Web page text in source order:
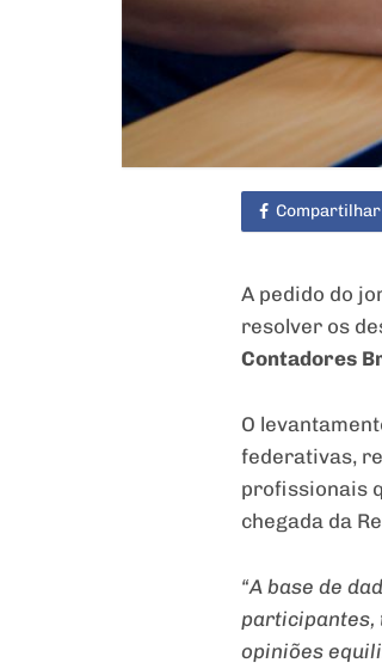
Compartilhar
A pedido do
resolver os
Contadores
O
federativas,
profissionais
chegada da
“A base de
participantes,
opiniões